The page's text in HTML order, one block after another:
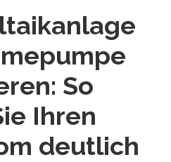
So
Ihren
deutlich